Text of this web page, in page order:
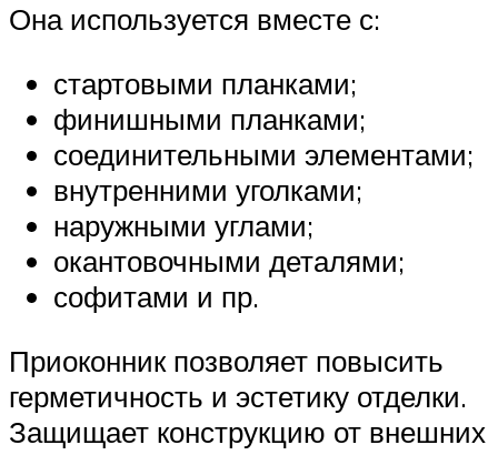
Она используется вместе с:
стартовыми планками;
финишными планками;
соединительными элементами;
внутренними уголками;
наружными углами;
окантовочными деталями;
софитами и пр.
Приоконник позволяет повысить
герметичность и эстетику отделки.
Защищает конструкцию от внешних